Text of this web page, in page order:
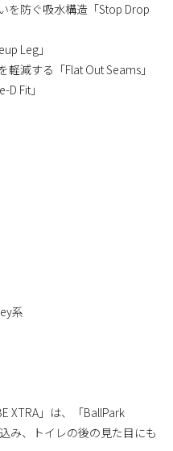
を防ぐ吸水構造「Stop Drop
Leg」
減する「Flat Out Seams」
Fit」
系
XTRA」は、「BallPark
み、トイレの後の見た目にも